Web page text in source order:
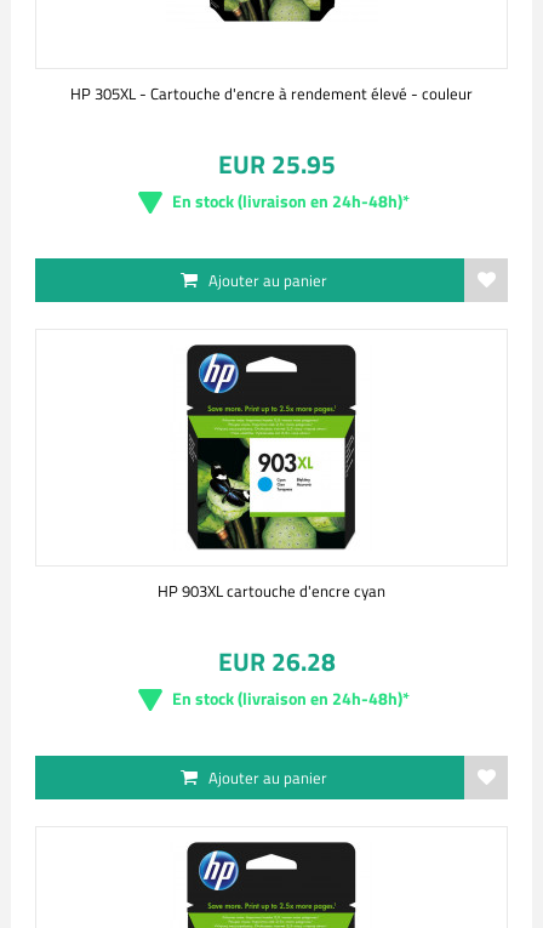
HP 305XL - Cartouche d'encre à rendement élevé - couleur
EUR 25.95
En stock (livraison en 24h-48h)*
Ajouter au panier
HP 903XL cartouche d'encre cyan
EUR 26.28
En stock (livraison en 24h-48h)*
Ajouter au panier